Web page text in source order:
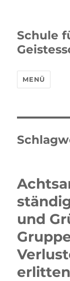
Schule
MENÜ
und